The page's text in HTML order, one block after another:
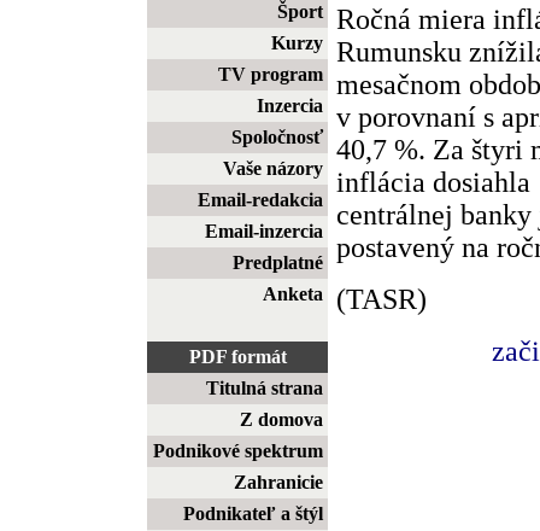
Šport
Kurzy
TV program
Inzercia
Spoločnosť
Vaše názory
Email-redakcia
Email-inzercia
Predplatné
Anketa
PDF formát
Titulná strana
Z domova
Podnikové spektrum
Zahranicie
Podnikateľ a štýl
Ročná miera
Rumunsku
mesačnom
v porovnaní s
40,7 %. Za štyri
inflácia dosiahla
centrálnej
postavený na
(TASR)